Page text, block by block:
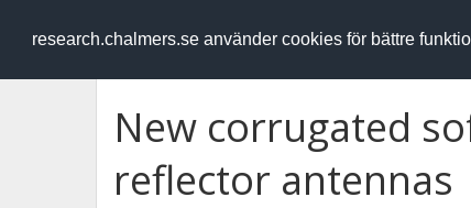
research.chalmers.se använder cookies för bättre
RESEARCH.chalmers.se
New corrugated
reflector antennas